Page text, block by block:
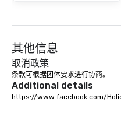
其他信息
取消政策
条款可根据团体要求进行协商。
Additional details
https://www.facebook.com/